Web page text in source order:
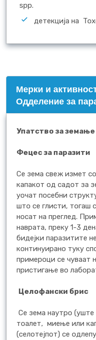
spp.
детекција на
Mерки и
Одделение за
Упатство за
Фецес за паразити
Се зема свеж измет
капакот од садот за
уочат посебни
што се глисти, тогаш
носат на преглед.
наврата, преку 1-3
бидејки паразитите
континуирано туку
примероци се чуваат
пристигање во
Целофански брис
Се зема наутро
тоалет, миење или
(селотејпот) се